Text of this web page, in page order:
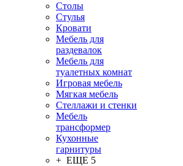
Столы
Cтулья
Кровати
Мебель для
раздевалок
Мебель для
туалетных комнат
Игровая мебель
Мягкая мебель
Стеллажи и стенки
Мебель
трансформер
Кухонные
гарнитуры
+ ЕЩЕ 5